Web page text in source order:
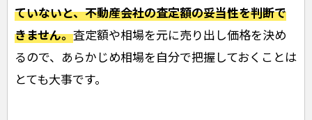
ていないと、不動産会社の査定額の妥当性を判断で
きません。査定額や相場を元に売り出し価格を決め
るので、あらかじめ相場を自分で把握しておくことは
とても大事です。